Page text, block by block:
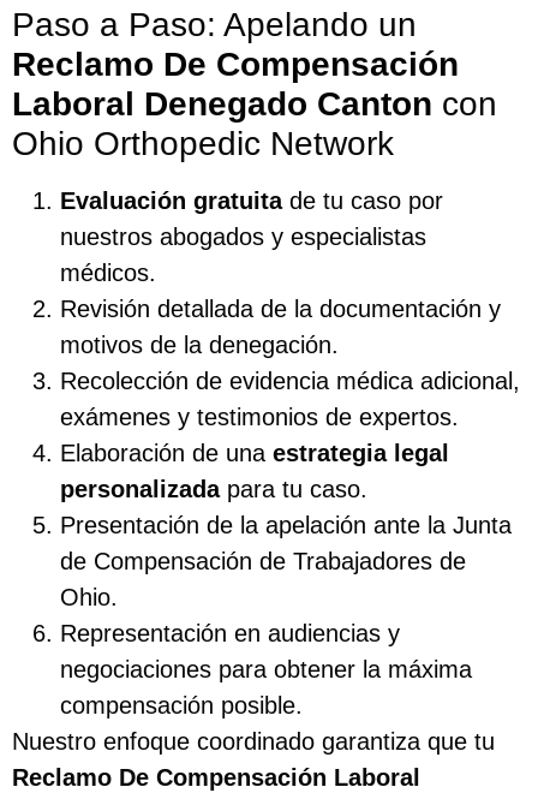
Paso a Paso: Apelando un
Reclamo De Compensación
Laboral Denegado Canton con
Ohio Orthopedic Network
Evaluación gratuitade tu caso por
nuestros abogados y especialistas
médicos.
Revisión detallada de la documentación y
motivos de la denegación.
Recolección de evidencia médica adicional,
exámenes y testimonios de expertos.
Elaboración de una estrategia legal
personalizadapara tu caso.
Presentación de la apelación ante la Junta
de Compensación de Trabajadores de
Ohio.
Representación en audiencias y
negociaciones para obtener la máxima
compensación posible.
Nuestro enfoque coordinado garantiza que tu
Reclamo De Compensación Laboral